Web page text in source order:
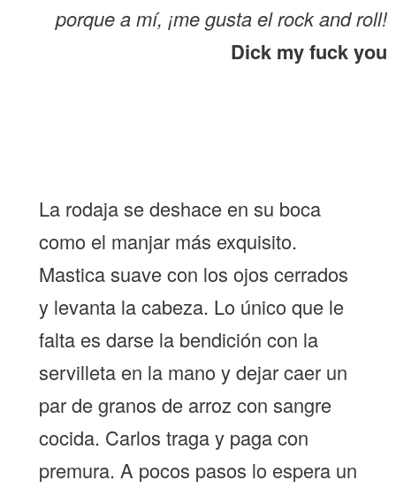
porque a mí, ¡me gusta el rock and roll!
Dick my fuck you
La rodaja se deshace en su boca
como el manjar más exquisito.
Mastica suave con los ojos cerrados
y levanta la cabeza. Lo único que le
falta es darse la bendición con la
servilleta en la mano y dejar caer un
par de granos de arroz con sangre
cocida. Carlos traga y paga con
premura. A pocos pasos lo espera un